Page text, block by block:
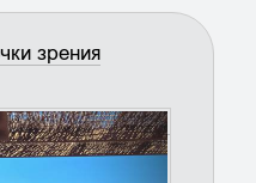
зрения